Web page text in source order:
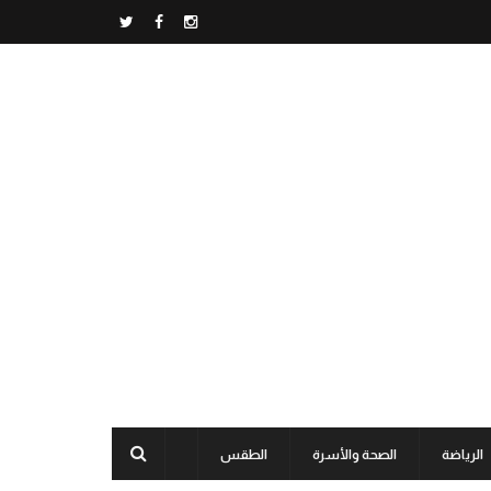
الرياضة الصحة والأسرة الطقس